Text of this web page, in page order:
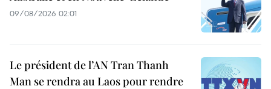
09/08/2026 02:01
Le président de l’AN Tran Thanh
Man se rendra au Laos pour rendre